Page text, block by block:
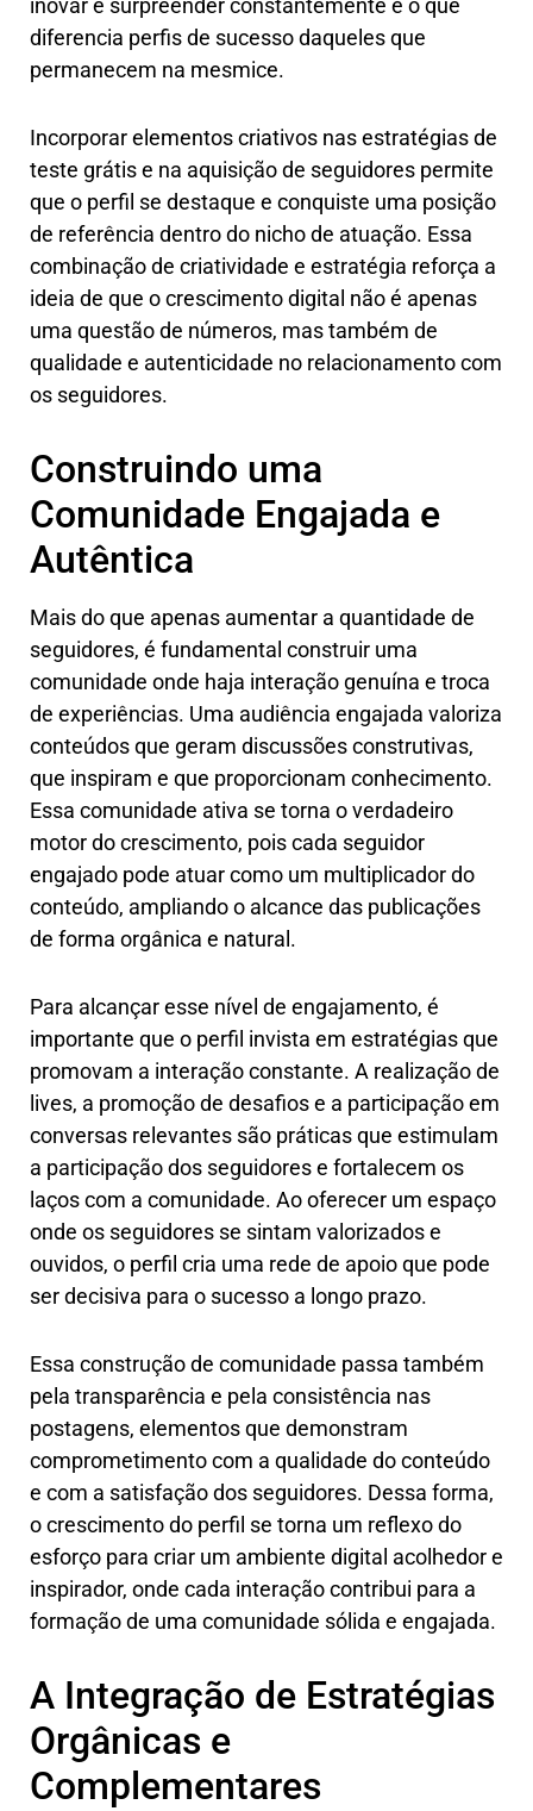
inovar e surpreender constantemente é o que
diferencia perfis de sucesso daqueles que
permanecem na mesmice.
Incorporar elementos criativos nas estratégias de
teste grátis e na aquisição de seguidores permite
que o perfil se destaque e conquiste uma posição
de referência dentro do nicho de atuação. Essa
combinação de criatividade e estratégia reforça a
ideia de que o crescimento digital não é apenas
uma questão de números, mas também de
qualidade e autenticidade no relacionamento com
os seguidores.
Construindo uma
Comunidade Engajada e
Autêntica
Mais do que apenas aumentar a quantidade de
seguidores, é fundamental construir uma
comunidade onde haja interação genuína e troca
de experiências. Uma audiência engajada valoriza
conteúdos que geram discussões construtivas,
que inspiram e que proporcionam conhecimento.
Essa comunidade ativa se torna o verdadeiro
motor do crescimento, pois cada seguidor
engajado pode atuar como um multiplicador do
conteúdo, ampliando o alcance das publicações
de forma orgânica e natural.
Para alcançar esse nível de engajamento, é
importante que o perfil invista em estratégias que
promovam a interação constante. A realização de
lives, a promoção de desafios e a participação em
conversas relevantes são práticas que estimulam
a participação dos seguidores e fortalecem os
laços com a comunidade. Ao oferecer um espaço
onde os seguidores se sintam valorizados e
ouvidos, o perfil cria uma rede de apoio que pode
ser decisiva para o sucesso a longo prazo.
Essa construção de comunidade passa também
pela transparência e pela consistência nas
postagens, elementos que demonstram
comprometimento com a qualidade do conteúdo
e com a satisfação dos seguidores. Dessa forma,
o crescimento do perfil se torna um reflexo do
esforço para criar um ambiente digital acolhedor e
inspirador, onde cada interação contribui para a
formação de uma comunidade sólida e engajada.
A Integração de Estratégias
Orgânicas e
Complementares